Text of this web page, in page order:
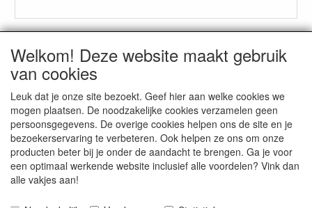
Welkom! Deze website maakt gebruik
van cookies
Leuk dat je onze site bezoekt. Geef hier aan welke cookies we
mogen plaatsen. De noodzakelijke cookies verzamelen geen
persoonsgegevens. De overige cookies helpen ons de site en je
bezoekerservaring te verbeteren. Ook helpen ze ons om onze
producten beter bij je onder de aandacht te brengen. Ga je voor
een optimaal werkende website inclusief alle voordelen? Vink dan
alle vakjes aan!
De Bruin Medische GroothandelBeuklaan 412951 BD
AlblasserdamThe Netherlandstel: + 31 (0) 523-237993
info@bruinmedisch.nl